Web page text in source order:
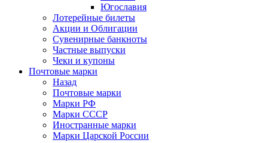
Югославия
Лотерейные билеты
Акции и Облигации
Сувенирные банкноты
Частные выпуски
Чеки и купоны
Почтовые марки
Назад
Почтовые марки
Марки РФ
Марки СССР
Иностранные марки
Марки Царской России